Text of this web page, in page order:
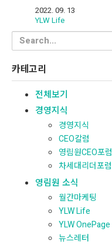
2022. 09. 13
YLW Life
Search
for:
카테고리
전체보기
경영지식
경영지식
CEO칼럼
영림원CEO포럼
차세대리더포럼
영림원 소식
월간마케팅
YLW Life
YLW OnePage
뉴스레터